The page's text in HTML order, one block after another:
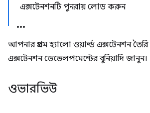
এক্সটেনশনটি পুনরায় লোড করুন
আপনার প্রথম হ্যালো ওয়ার্ল্ড এক্সটেনশন
এক্সটেনশন ডেভেলপমেন্টের বুনিয়াদি জানুন।
ওভারভিউ